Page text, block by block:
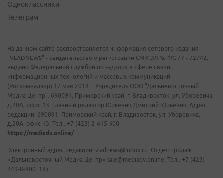
Одноклассники
Телеграм
На данном сайте распространяется информация сетевого издания
"VLADNEWS" - свидетельство о регистрации СМИ ЭЛ № ФС 77 - 72742,
выдано Федеральной службой по надзору в сфере связи,
информационных технологий и массовых коммуникаций
(Роскомнадзор) 17 мая 2018 г. Учредитель ООО "Дальневосточный
Медиа Центр". 690091, Приморский край, г. Владивосток, ул. Уборевича,
д.20А, офис 13. Главный редактор Юркевич Дмитрий Юрьевич. Адрес
редакции: 690091, Приморский край, г. Владивосток, ул. Уборевича,
д.20А, офис 13. Тел.: +7 (423) 2-415-600.
https://mediadv.online/
Электронный адрес редакции: vladnews@inbox.ru. Отдел продаж
«Дальневосточный Медиа Центр» sale@mediadv.online. Тел.: +7 (423)
249-8-800. 18+